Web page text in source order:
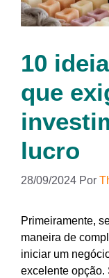
10
que
lucro
28/09/2024 Por
Primeiramente,
maneira de
iniciar um
excelente opção.